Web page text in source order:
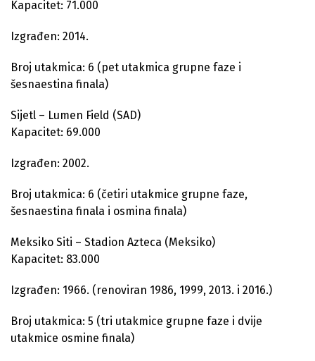
Kapacitet: 71.000
Izgrađen: 2014.
Broj utakmica: 6 (pet utakmica grupne faze i
šesnaestina finala)
Sijetl – Lumen Field (SAD)
Kapacitet: 69.000
Izgrađen: 2002.
Broj utakmica: 6 (četiri utakmice grupne faze,
šesnaestina finala i osmina finala)
Meksiko Siti – Stadion Azteca (Meksiko)
Kapacitet: 83.000
Izgrađen: 1966. (renoviran 1986, 1999, 2013. i 2016.)
Broj utakmica: 5 (tri utakmice grupne faze i dvije
utakmice osmine finala)